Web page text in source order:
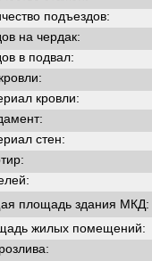
подъездов:
на чердак:
в подвал:
кровли:
стен:
площадь здания МКД:
жилых помещений: